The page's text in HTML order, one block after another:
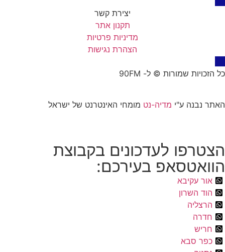
יצירת קשר
תקנון אתר
מדיניות פרטיות
הצהרת נגישות
כל הזכויות שמורות © ל- 90FM
האתר נבנה ע"י מדיה-נט מומחי האינטרנט של ישראל
הצטרפו לעדכונים בקבוצת
הוואטסאפ בעירכם:
אור עקיבא
הוד השרון
הרצליה
חדרה
חריש
כפר סבא